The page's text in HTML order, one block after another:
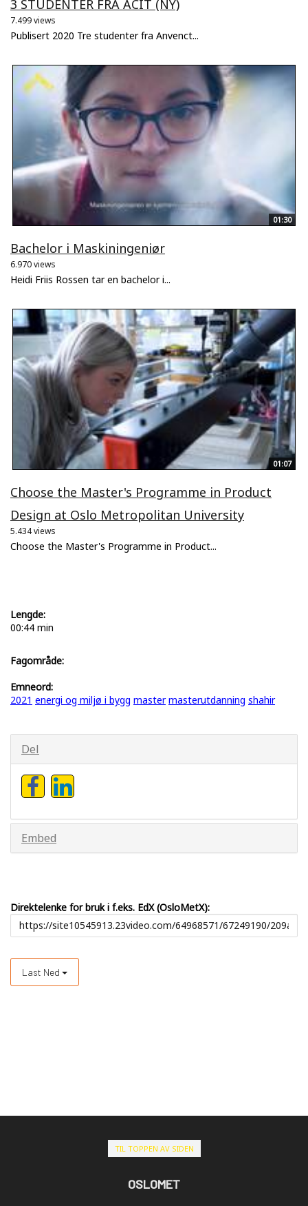
3 STUDENTER FRA ACIT (NY)
7.499 views
Publisert 2020 Tre studenter fra Anvenct...
01:30
Bachelor i Maskiningeniør
6.970 views
Heidi Friis Rossen tar en bachelor i...
01:07
Choose the Master's Programme in Product
Design at Oslo Metropolitan University
5.434 views
Choose the Master's Programme in Product...
Lengde:
00:44 min
Fagområde:
Emneord:
2021 energi og miljø i bygg master masterutdanning shahir
Del
Embed
Direktelenke for bruk i f.eks. EdX (OsloMetX):
Last Ned
TIL TOPPEN AV SIDEN
OSLOMET